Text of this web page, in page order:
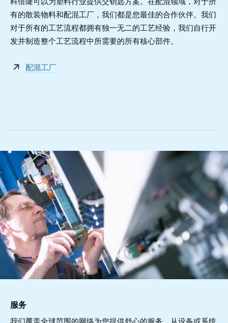
有的散装物料和配混工厂，我们都是您最佳的合作伙伴。我们
对于所有的工艺流程都拥有独一无二的工艺经验，我们自行开
发并制造整个工艺流程中所需要的所有核心部件。
配混工厂
服务